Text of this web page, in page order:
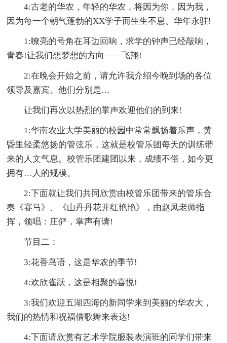
4:古老的华农，年轻的华农，将因为你，因为我，
因为每一个朝气蓬勃的XX学子而生生不息、华年永驻!
1:嘹亮的号角在耳边回响，求学的钟声已经敲响，
青春!让我们想梦想的方向——飞翔!
2:在晚会开始之前，请允许我介绍今晚到场的各位
领导及嘉宾。他们分别是…
让我们再次以热烈的掌声欢迎他们的到来!
1:华南农业大学美丽的校园中常常飘扬着乐声，黄
昏里轻柔悠扬的管弦乐，这就是校管乐团每天的训练带
来的人文气息。校管乐团建团以来，成绩不俗，如今更
拥有…人的规模。
2:下面就让我们共同欣赏由校管乐团带来的管乐合
奏《赛马》、《山丹丹花开红艳艳》，由赵凤老师指
挥，领唱：庄俨，掌声有请!
节目二：
3:花香鸟语，这是华农的季节!
4:欢欣雀跃，这是相聚的喜悦!
3:我们欢迎五湖四海的新同学来到美丽的华农大，
我们的热情和祝福借歌舞来表达!
4:下面请欣赏有艺术学院服装表演班的同学们带来